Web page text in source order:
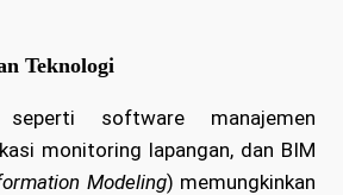
Teknologi
seperti software manajemen
monitoring lapangan, dan BIM
Modeling) memungkinkan